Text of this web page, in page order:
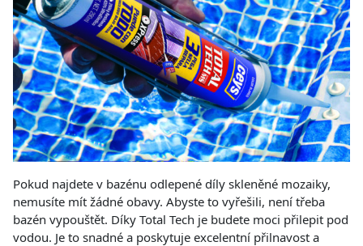
Pokud najdete v bazénu odlepené díly skleněné mozaiky,
nemusíte mít žádné obavy. Abyste to vyřešili, není třeba
bazén vypouštět. Díky Total Tech je budete moci přilepit pod
vodou. Je to snadné a poskytuje excelentní přilnavost a